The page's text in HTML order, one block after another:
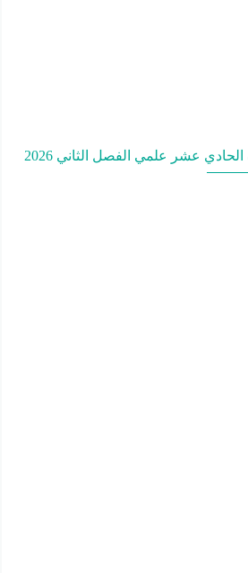
عشر علمي الفصل الثاني 2026